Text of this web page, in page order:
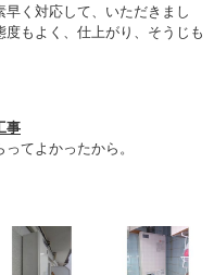
く対応して、いただきまし
もよく、仕上がり、そうじも
事
てよかったから。